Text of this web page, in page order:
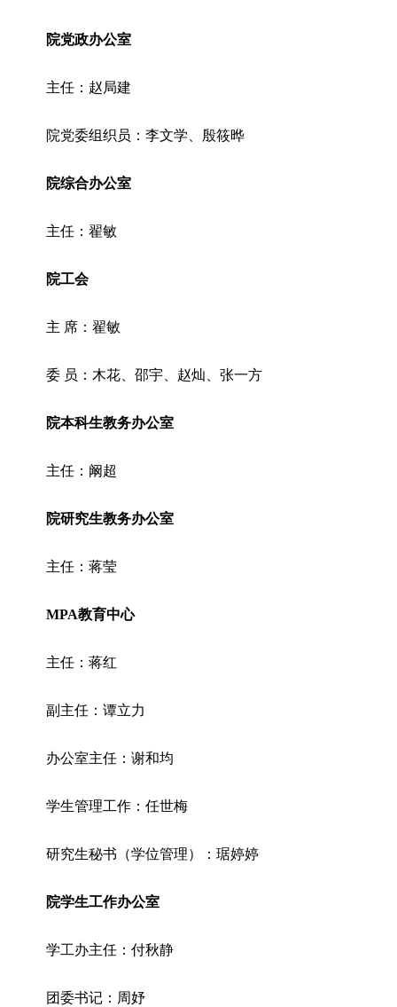
院党政办公室
主任：赵局建
院党委组织员：李文学、殷筱晔
院综合办公室
主任：翟敏
院工会
主 席：翟敏
委 员：木花、邵宇、赵灿、张一方
院本科生教务办公室
主任：阚超
院研究生教务办公室
主任：蒋莹
MPA教育中心
主任：蒋红
副主任：谭立力
办公室主任：谢和均
学生管理工作：任世梅
研究生秘书（学位管理）：琚婷婷
院学生工作办公室
学工办主任：付秋静
团委书记：周妤